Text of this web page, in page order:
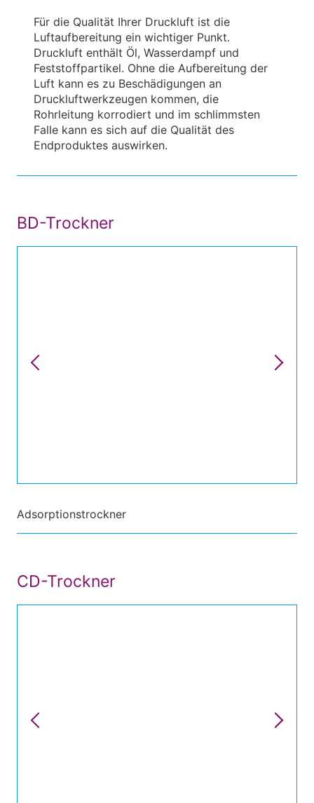
Für die Qualität Ihrer Druckluft ist die
Luftaufbereitung ein wichtiger Punkt.
Druckluft enthält Öl, Wasserdampf und
Feststoffpartikel. Ohne die Aufbereitung der
Luft kann es zu Beschädigungen an
Druckluftwerkzeugen kommen, die
Rohrleitung korrodiert und im schlimmsten
Falle kann es sich auf die Qualität des
Endproduktes auswirken.
BD-Trockner
Adsorptionstrockner
CD-Trockner